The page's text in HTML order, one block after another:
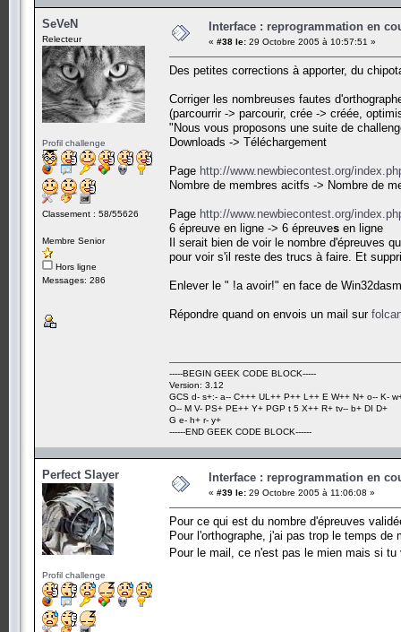
SeVeN
Relecteur
Profil challenge
Classement : 58/55626
Membre Senior
Hors ligne
Messages: 286
Interface : reprogrammation en
« #38 le: 29 Octobre 2005 à 10:57:51 »
Des petites corrections à apporter, du
Corriger les nombreuses fautes
(parcourrir -> parcourir, crée -> créée,
"Nous vous proposons une suite de
Downloads -> Téléchargement
Page http://www.newbiecontest.org/
Nombre de membres acitfs -> Nombre de
Page http://www.newbiecontest.org/
6 épreuve en ligne -> 6 épreuves en ligne
Il serait bien de voir le nombre d'épreuves
pour voir s'il reste des trucs à faire. Et
Enlever le " !a avoir!" en face de
Répondre quand on envois un mail sur
-----BEGIN GEEK CODE BLOCK-----
Version: 3.12
GCS d- s+:- a-- C+++ UL++ P++ L++ E W++ N+ o-- K-
O-- M V- PS+ PE++ Y+ PGP t 5 X++ R+ tv-- b+ DI D+
G e- h+ r- y+
------END GEEK CODE BLOCK------
Perfect Slayer
Profil challenge
Interface : reprogrammation en
« #39 le: 29 Octobre 2005 à 11:06:08 »
Pour ce qui est du nombre d'épreuves
Pour l'orthographe, j'ai pas trop le temps
Pour le mail, ce n'est pas le mien mais si